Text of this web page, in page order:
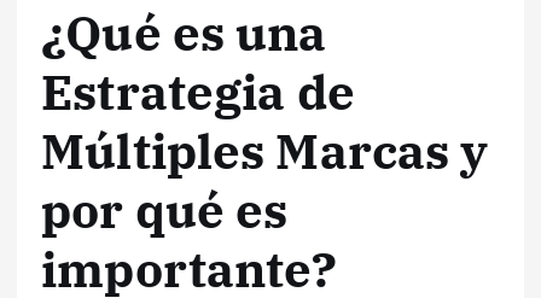
¿Qué es una
Estrategia de
Múltiples Marcas y
por qué es
importante?